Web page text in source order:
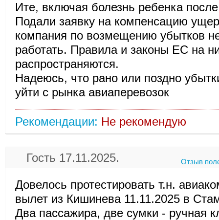
Ите, включая болезнь ребенка после
Подали заявку на компенсацию
компания по возмещению убытков
работать. Правила и законы ЕС на
распространяются.
Надеюсь, что рано или поздно
уйти с рынка авиаперевозок
Рекомендации: Не рекомендую
Гость 17.11.2025. Отзыв
Довелось протестировать т.н.
вылет из Кишинева 11.11.2025 в
Два пассажира, две сумки - ручная